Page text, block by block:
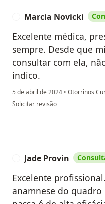
Marcia Novicki
Excelente médica,
sempre. Desde que
consultar com ela,
indico.
5 de abril de 2024 • Otorrinos
na opinião do utilizador Marcia
Solicitar revisão
Jade Provin
Excelente
anamnese do